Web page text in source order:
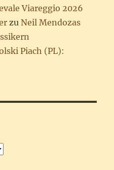
Viareggio 2026
zuNeil Mendozas
Piach (PL):